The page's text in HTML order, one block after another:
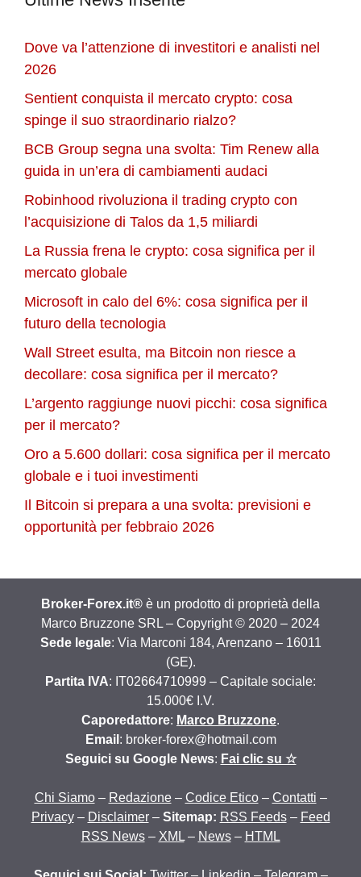
Dove va l’attenzione di investitori e analisti nel
2026
Sentient conquista il mercato crypto: cosa
spinge il suo straordinario rialzo?
BCB Group segna una svolta: Tim Renew alla
guida in un’era di cambiamenti audaci
Robinhood rivoluziona il trading crypto con
l’acquisizione di Talos da 1,5 miliardi
La Russia frena le crypto: cosa significa per il
mercato globale
Microsoft in calo del 6%: cosa significa per il
futuro della tecnologia
Wall Street esulta, ma Bitcoin non riesce a
decollare: cosa significa per il mercato?
L’argento raggiunge nuovi picchi: cosa significa
per il mercato?
Oro a 5.600 dollari: cosa significa per il mercato
globale e i tuoi investimenti
Il Bitcoin si prepara a una svolta: previsioni e
opportunità per febbraio 2026
Broker-Forex.it® è un prodotto di proprietà della
Marco Bruzzone SRL – Copyright © 2020 – 2024
Sede legale: Via Marconi 184, Arenzano – 16011
(GE).
Partita IVA: IT02664710999 – Capitale sociale:
15.000€ I.V.
Caporedattore: Marco Bruzzone.
Email : broker-forex@hotmail.com
Seguici su Google News: Fai clic su ☆
Chi Siamo– Redazione– Codice Etico– Contatti –
Privacy– Disclaimer– Sitemap: RSS Feeds– Feed
RSS News– XML– News– HTML